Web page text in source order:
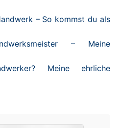
– So kommst du als
– Meine
Meine ehrliche